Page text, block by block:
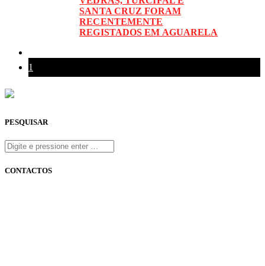
SANTA CRUZ FORAM
RECENTEMENTE
REGISTADOS EM AGUARELA
1
PESQUISAR
CONTACTOS